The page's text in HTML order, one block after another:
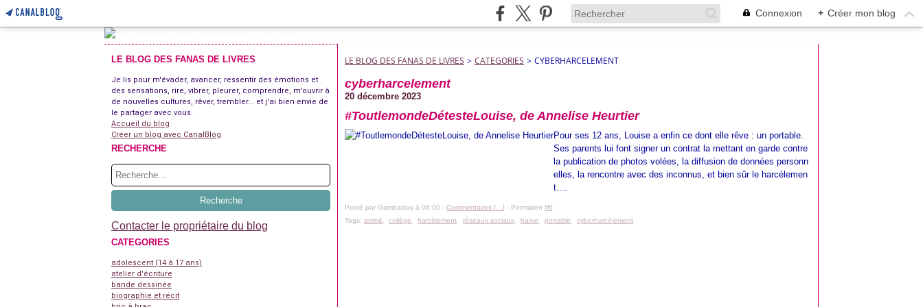
Connexion + Créer mon blog
LE BLOG DES FANAS DE LIVRES
Je lis pour m'évader, avancer, ressentir des émotions et
des sensations, rire, vibrer, pleurer, comprendre, m'ouvrir à
de nouvelles cultures, rêver, trembler... et j'ai bien envie de
le partager avec vous.
Accueil du blog
Créer un blog avec CanalBlog
RECHERCHE
Contacter le propriétaire du blog
CATEGORIES
adolescent (14 à 17 ans)
atelier d'écriture
bande dessinée
biographie et récit
LE BLOG DES FANAS DE LIVRES > CATEGORIES > CYBERHARCELEMENT
cyberharcelement
20 décembre 2023
#ToutlemondeDétesteLouise, de Annelise Heurtier
Pour ses 12 ans, Louise a enfin ce dont elle rêve : un portable.
Ses parents lui font signer un contrat la mettant en garde contre
la publication de photos volées, la diffusion de données personn
elles, la rencontre avec des inconnus, et bien sûr le harcèlemen
t....
Posté par Gambadou à 06:00 - Commentaires [ ] - Permalien [#]
Tags: amitié collège harcèlement réseaux sociaux haine portable cyberharcèlement